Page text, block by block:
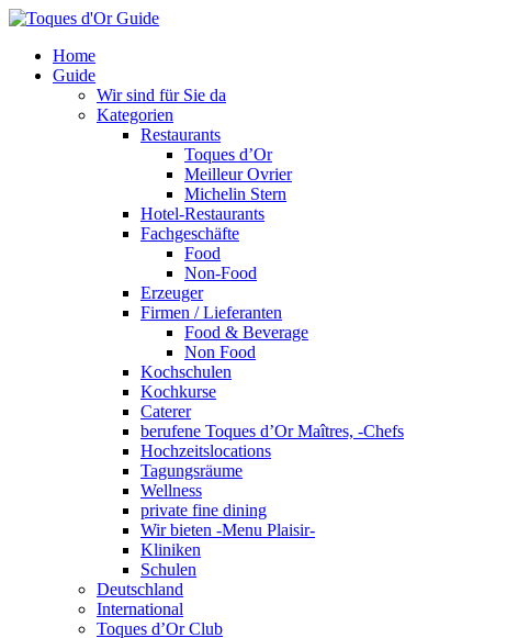
Home
Guide
Wir sind für Sie da
Kategorien
Restaurants
Toques d’Or
Meilleur Ovrier
Michelin Stern
Hotel-Restaurants
Fachgeschäfte
Food
Non-Food
Erzeuger
Firmen / Lieferanten
Food & Beverage
Non Food
Kochschulen
Kochkurse
Caterer
berufene Toques d’Or Maîtres, -Chefs
Hochzeitslocations
Tagungsräume
Wellness
private fine dining
Wir bieten -Menu Plaisir-
Kliniken
Schulen
Deutschland
International
Toques d’Or Club